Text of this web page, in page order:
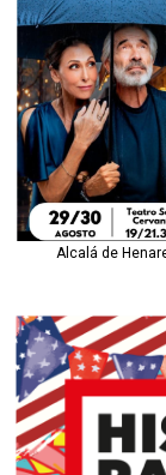
Alcalá de